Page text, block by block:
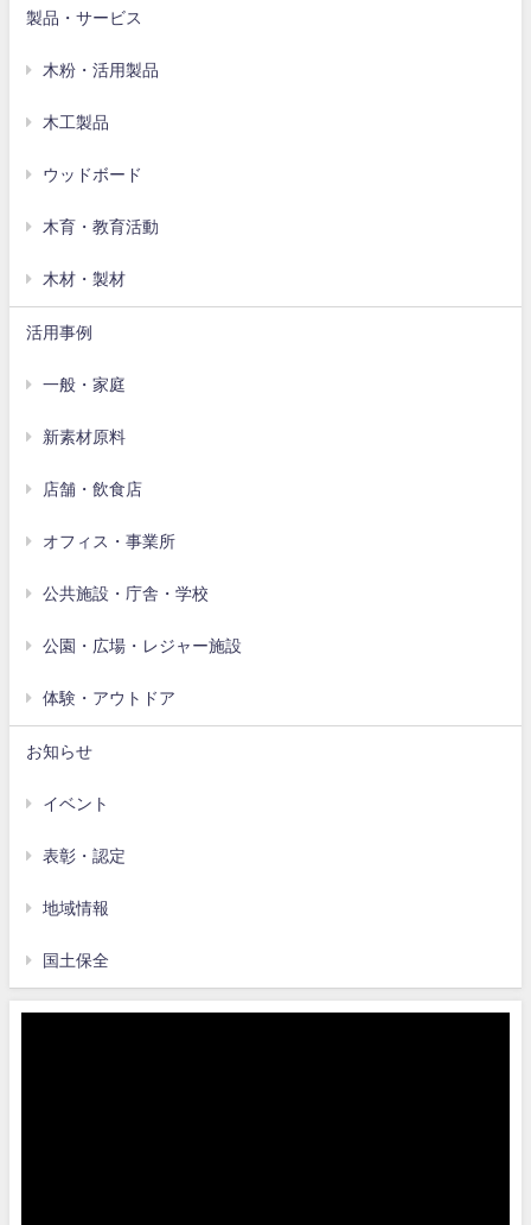
製品・サービス
木粉・活用製品
木工製品
ウッドボード
木育・教育活動
木材・製材
活用事例
一般・家庭
新素材原料
店舗・飲食店
オフィス・事業所
公共施設・庁舎・学校
公園・広場・レジャー施設
体験・アウトドア
お知らせ
イベント
表彰・認定
地域情報
国土保全